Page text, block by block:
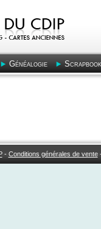
Généalogie
- Conditions générales de vente